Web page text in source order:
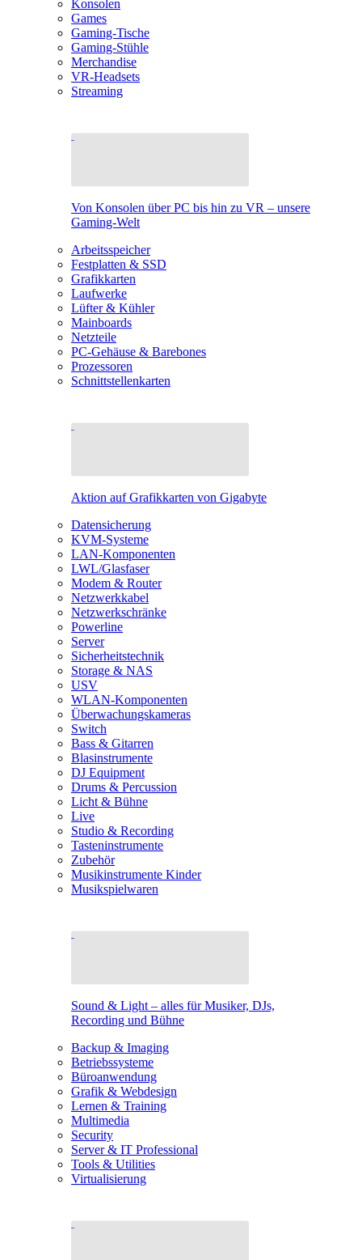
Konsolen
Games
Gaming-Tische
Gaming-Stühle
Merchandise
VR-Headsets
Streaming
Von Konsolen über PC bis hin zu VR – unsere
Gaming-Welt
Arbeitsspeicher
Festplatten & SSD
Grafikkarten
Laufwerke
Lüfter & Kühler
Mainboards
Netzteile
PC-Gehäuse & Barebones
Prozessoren
Schnittstellenkarten
Aktion auf Grafikkarten von Gigabyte
Datensicherung
KVM-Systeme
LAN-Komponenten
LWL/Glasfaser
Modem & Router
Netzwerkkabel
Netzwerkschränke
Powerline
Server
Sicherheitstechnik
Storage & NAS
USV
WLAN-Komponenten
Überwachungskameras
Switch
Bass & Gitarren
Blasinstrumente
DJ Equipment
Drums & Percussion
Licht & Bühne
Live
Studio & Recording
Tasteninstrumente
Zubehör
Musikinstrumente Kinder
Musikspielwaren
Sound & Light – alles für Musiker, DJs,
Recording und Bühne
Backup & Imaging
Betriebssysteme
Büroanwendung
Grafik & Webdesign
Lernen & Training
Multimedia
Security
Server & IT Professional
Tools & Utilities
Virtualisierung